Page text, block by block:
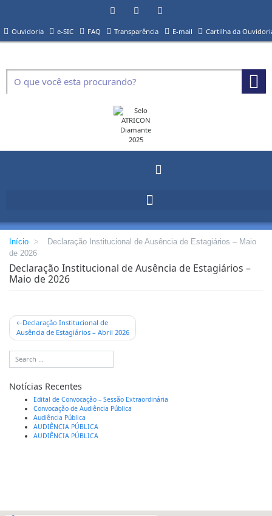
Ouvidoria e-SIC FAQ Transparência E-mail Cartilha da
Início >
Declaração Institucional de Ausência de Estagiários – Maio
de 2026
Declaração Institucional de Ausência de Estagiários –
Maio de 2026
Declaração Institucional de
Ausência de Estagiários – Abril 2026
Notícias Recentes
Edital de Convocação – Sessão Extraordinária
Convocação de Audiência Pública
Audiência Pública
AUDIÊNCIA PÚBLICA
AUDIÊNCIA PÚBLICA